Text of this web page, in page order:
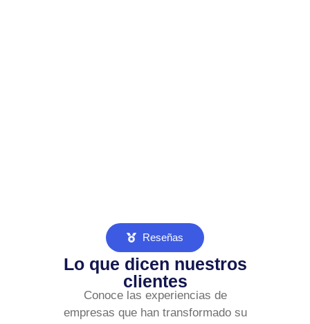
Reseñas
Lo que dicen nuestros
clientes
Conoce las experiencias de
empresas que han transformado su